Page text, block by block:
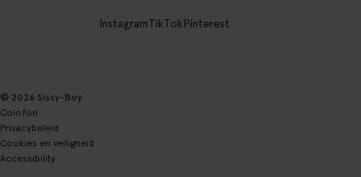
InstagramTikTokPinterest
© 2026 Sissy-Boy
Colofon
Privacybeleid
Cookies en veiligheid
Accessibility